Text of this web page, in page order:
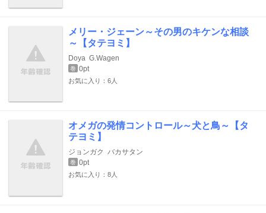
メリー・ジェーン～その男のキケンな相談
～【タテヨミ】
Doya G.Wagen
巻 0pt
お気に入り：6人
オメガの発情コントロール～犬と鳥～【タ
テヨミ】
ジョンガク バカサタン
巻 0pt
お気に入り：8人